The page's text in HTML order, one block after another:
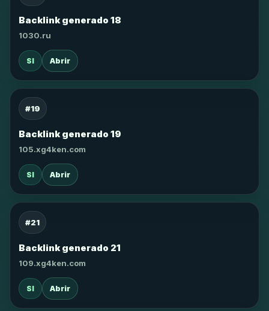
Backlink generado 18
1030.ru
SI Abrir
#19
Backlink generado 19
105.xg4ken.com
SI Abrir
#21
Backlink generado 21
109.xg4ken.com
SI Abrir